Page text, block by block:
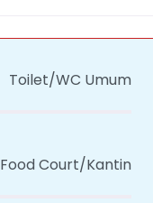
Toilet/WC Umum
Food Court/Kantin